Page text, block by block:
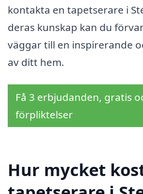
kontakta en tapetserare i
deras kunskap kan du
väggar till en inspirerande
av ditt hem.
Få 3 erbjudanden, gratis
förpliktelser
Hur mycket